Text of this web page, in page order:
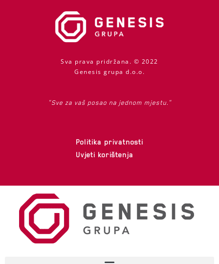
Sva prava pridržana. © 2022
Genesis grupa d.o.o.
"Sve za vaš posao na jednom mjestu."
Politika privatnosti
Uvjeti korištenja